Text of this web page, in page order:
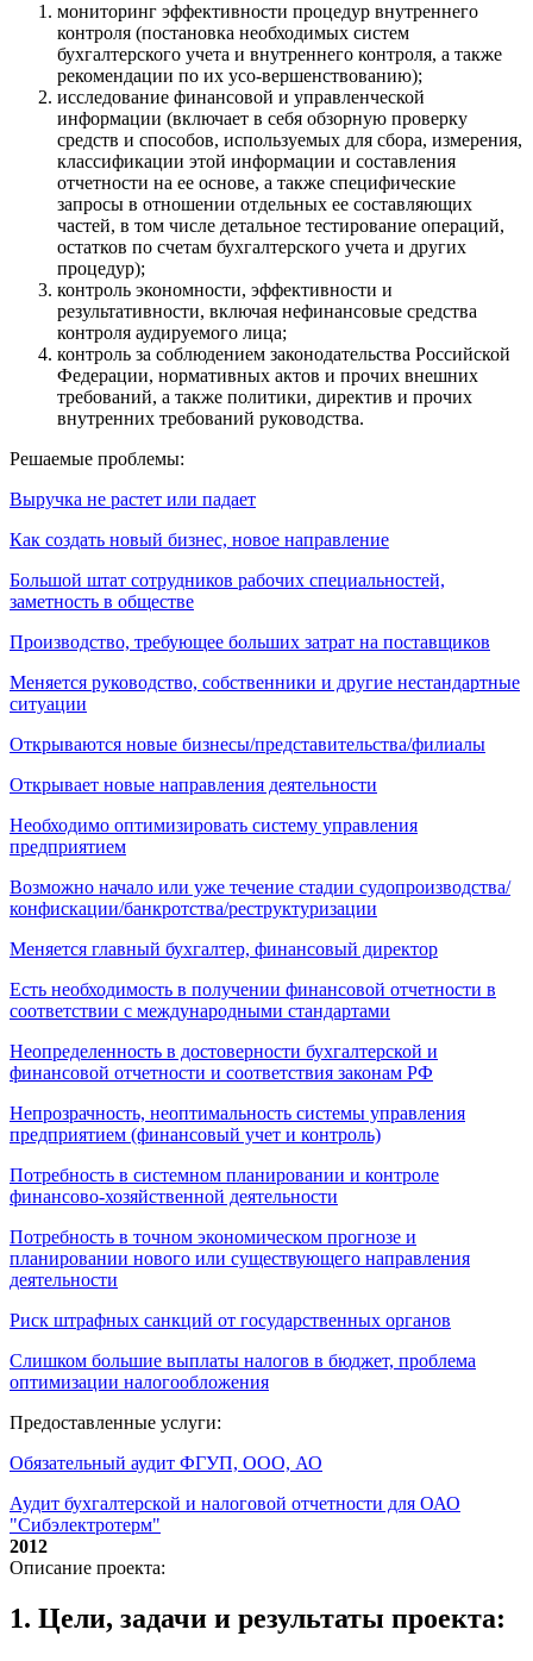
мониторинг эффективности процедур внутреннего
контроля (постановка необходимых систем
бухгалтерского учета и внутреннего контроля, а также
рекомендации по их усо-вершенствованию);
исследование финансовой и управленческой
информации (включает в себя обзорную проверку
средств и способов, используемых для сбора, измерения,
классификации этой информации и составления
отчетности на ее основе, а также специфические
запросы в отношении отдельных ее составляющих
частей, в том числе детальное тестирование операций,
остатков по счетам бухгалтерского учета и других
процедур);
контроль экономности, эффективности и
результативности, включая нефинансовые средства
контроля аудируемого лица;
контроль за соблюдением законодательства Российской
Федерации, нормативных актов и прочих внешних
требований, а также политики, директив и прочих
внутренних требований руководства.
Решаемые проблемы:
Выручка не растет или падает
Как создать новый бизнес, новое направление
Большой штат сотрудников рабочих специальностей,
заметность в обществе
Производство, требующее больших затрат на поставщиков
Меняется руководство, собственники и другие нестандартные
ситуации
Открываются новые бизнесы/представительства/филиалы
Открывает новые направления деятельности
Необходимо оптимизировать систему управления
предприятием
Возможно начало или уже течение стадии судопроизводства/
конфискации/банкротства/реструктуризации
Меняется главный бухгалтер, финансовый директор
Есть необходимость в получении финансовой отчетности в
соответствии с международными стандартами
Неопределенность в достоверности бухгалтерской и
финансовой отчетности и соответствия законам РФ
Непрозрачность, неоптимальность системы управления
предприятием (финансовый учет и контроль)
Потребность в системном планировании и контроле
финансово-хозяйственной деятельности
Потребность в точном экономическом прогнозе и
планировании нового или существующего направления
деятельности
Риск штрафных санкций от государственных органов
Слишком большие выплаты налогов в бюджет, проблема
оптимизации налогообложения
Предоставленные услуги:
Обязательный аудит ФГУП, ООО, АО
Аудит бухгалтерской и налоговой отчетности для ОАО
"Сибэлектротерм"
2012
Описание проекта:
1. Цели, задачи и результаты проекта: